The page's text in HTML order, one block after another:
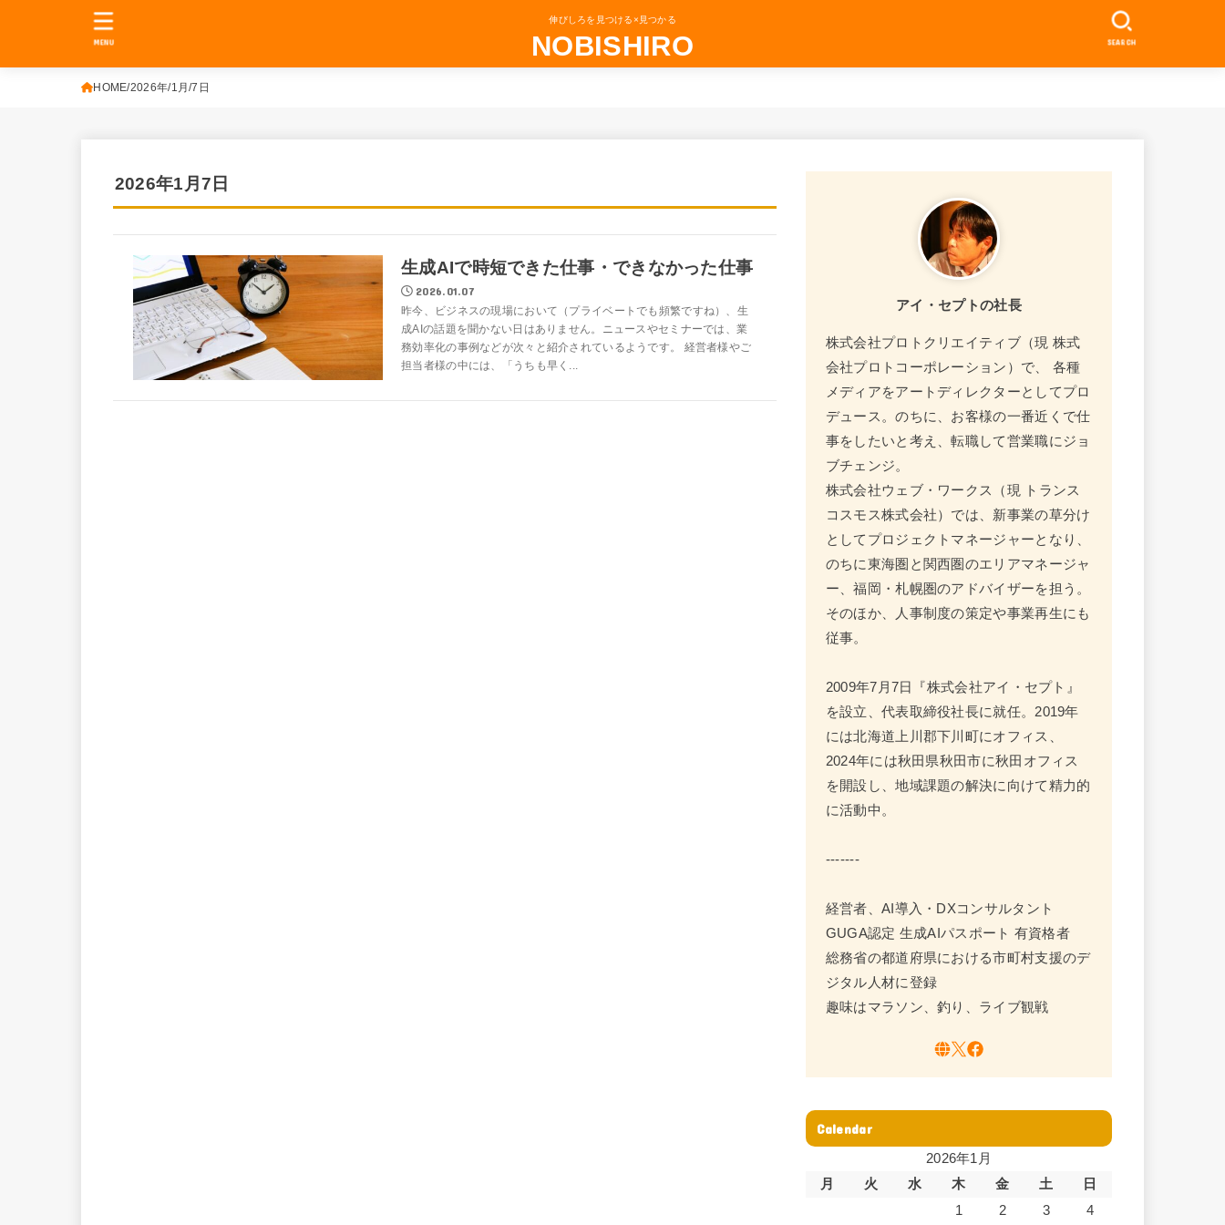
伸びしろを見つける×見つかる
NOBISHIRO SEARCH
MENU
HOME 2026年 1月 7日
2026年1月7日
生成AIで時短できた仕事・できなかった仕事
2026.01.07
昨今、ビジネスの現場において（プライベートでも頻繁ですね）、生
成AIの話題を聞かない日はありません。ニュースやセミナーでは、業
務効率化の事例などが次々と紹介されているようです。 経営者様やご
担当者様の中には、「うちも早く...
アイ・セプトの社長
株式会社プロトクリエイティブ（現 株式
会社プロトコーポレーション）で、 各種
メディアをアートディレクターとしてプロ
デュース。のちに、お客様の一番近くで仕
事をしたいと考え、転職して営業職にジョ
ブチェンジ。
株式会社ウェブ・ワークス（現 トランス
コスモス株式会社）では、新事業の草分け
としてプロジェクトマネージャーとなり、
のちに東海圏と関西圏のエリアマネージャ
ー、福岡・札幌圏のアドバイザーを担う。
そのほか、人事制度の策定や事業再生にも
従事。
2009年7月7日『株式会社アイ・セプト』
を設立、代表取締役社長に就任。2019年
には北海道上川郡下川町にオフィス、
2024年には秋田県秋田市に秋田オフィス
を開設し、地域課題の解決に向けて精力的
に活動中。
-------
経営者、AI導入・DXコンサルタント
GUGA認定 生成AIパスポート 有資格者
総務省の都道府県における市町村支援のデ
ジタル人材に登録
趣味はマラソン、釣り、ライブ観戦
Calendar
2026年1月
月
火 水 木 金 土
日
1
2 3 4